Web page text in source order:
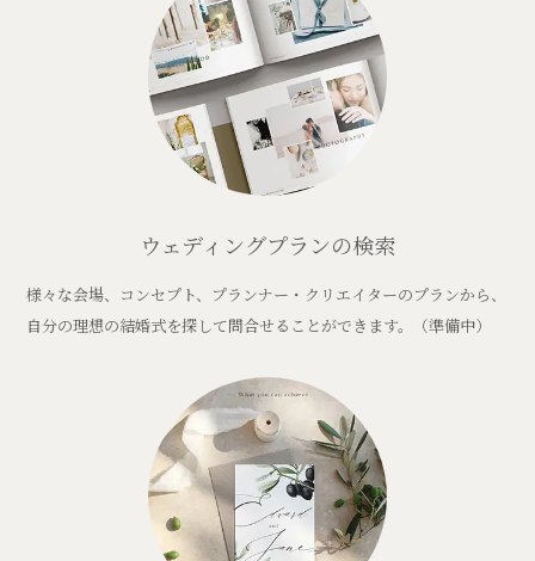
ウェディングプランの検索
様々な会場、コンセプト、プランナー・クリエイターのプランから、
自分の理想の結婚式を探して問合せることができます。（準備中）